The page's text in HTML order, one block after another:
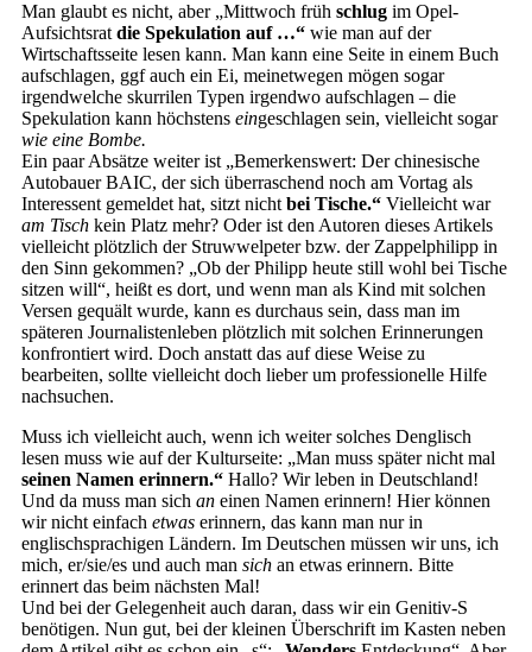
Man glaubt es nicht, aber „Mittwoch früh schlug im Opel-
Aufsichtsrat die Spekulation auf …“ wie man auf der
Wirtschaftsseite lesen kann. Man kann eine Seite in einem Buch
aufschlagen, ggf auch ein Ei, meinetwegen mögen sogar
irgendwelche skurrilen Typen irgendwo aufschlagen – die
Spekulation kann höchstens eingeschlagen sein, vielleicht sogar
wie eine Bombe.
Ein paar Absätze weiter ist „Bemerkenswert: Der chinesische
Autobauer BAIC, der sich überraschend noch am Vortag als
Interessent gemeldet hat, sitzt nicht bei Tische.“ Vielleicht war
am Tisch kein Platz mehr? Oder ist den Autoren dieses Artikels
vielleicht plötzlich der Struwwelpeter bzw. der Zappelphilipp in
den Sinn gekommen? „Ob der Philipp heute still wohl bei Tische
sitzen will“, heißt es dort, und wenn man als Kind mit solchen
Versen gequält wurde, kann es durchaus sein, dass man im
späteren Journalistenleben plötzlich mit solchen Erinnerungen
konfrontiert wird. Doch anstatt das auf diese Weise zu
bearbeiten, sollte vielleicht doch lieber um professionelle Hilfe
nachsuchen.
Muss ich vielleicht auch, wenn ich weiter solches Denglisch
lesen muss wie auf der Kulturseite: „Man muss später nicht mal
seinen Namen erinnern.“ Hallo? Wir leben in Deutschland!
Und da muss man sich an einen Namen erinnern! Hier können
wir nicht einfach etwas erinnern, das kann man nur in
englischsprachigen Ländern. Im Deutschen müssen wir uns, ich
mich, er/sie/es und auch man sich an etwas erinnern. Bitte
erinnert das beim nächsten Mal!
Und bei der Gelegenheit auch daran, dass wir ein Genitiv-S
benötigen. Nun gut, bei der kleinen Überschrift im Kasten neben